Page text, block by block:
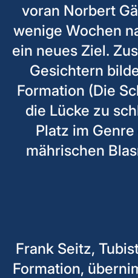
voran Norbert
wenige Wochen
ein neues Ziel.
Gesichtern
Formation (Die
die Lücke zu
Platz im
mährischen
Frank Seitz,
Formation,